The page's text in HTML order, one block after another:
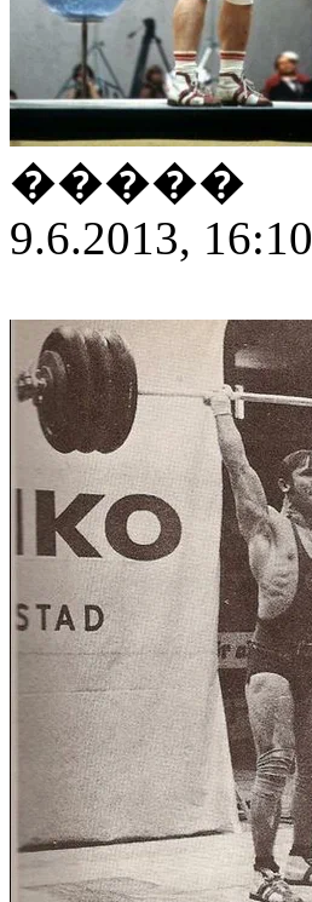
�����
9.6.2013, 16:10